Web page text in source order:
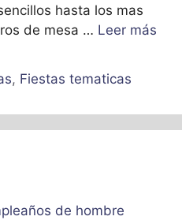
hasta los mas
de mesa … Leer más
, Fiestas tematicas
de hombre